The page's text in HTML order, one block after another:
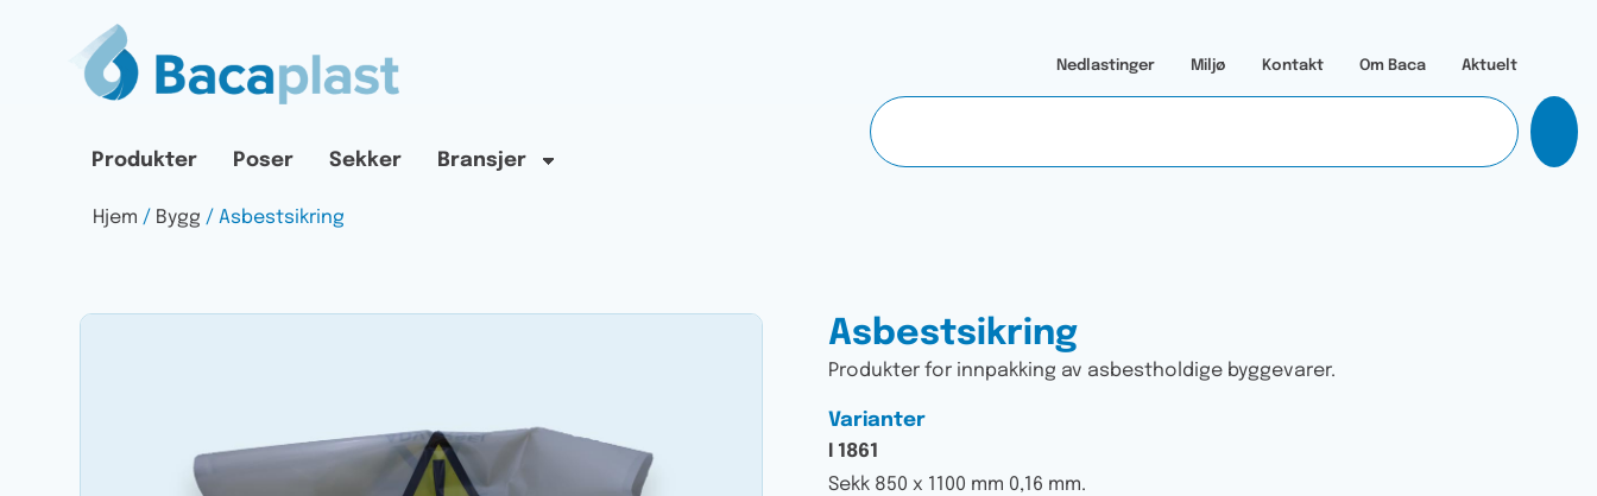
Nedlastinger Miljø Kontakt Om Baca Aktuelt
Produkter Poser Sekker Bransjer
Hjem / Bygg / Asbestsikring
Asbestsikring
Produkter for innpakking av asbestholdige byggevarer.
Varianter
I 1861
Sekk 850 x 1100 mm 0,16 mm.